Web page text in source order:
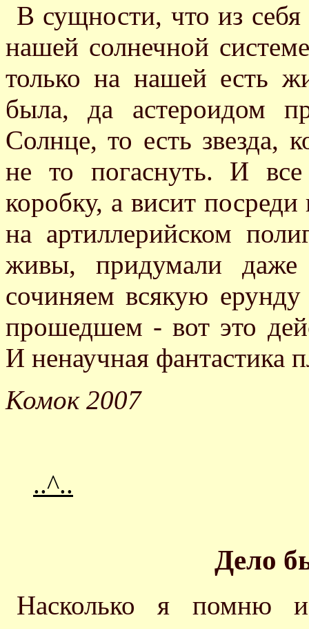
В сущности, что из себя
нашей солнечной
только на нашей есть
была, да астероидом
Солнце, то есть звезда,
не то погаснуть. И
коробку, а висит
на артиллерийском
живы, придумали
сочиняем всякую
прошедшем - вот это
И ненаучная фантастика
Комок 2007
..^..
Дело
Насколько я помню